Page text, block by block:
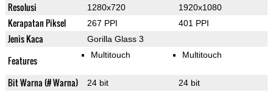
Resolusi 1280x720 1920x1080
Kerapatan Piksel 267 PPI 401 PPI
Jenis Kaca Gorilla Glass 3
Features Multitouch Multitouch
Bit Warna (# Warna) 24 bit 24 bit